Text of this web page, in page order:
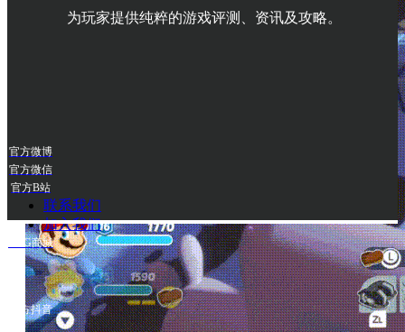
为玩家提供纯粹的游戏评测、资讯及攻略。
官方微博
官方微信
官方B站
联系我们
加入我们
UCG商城
官方抖音